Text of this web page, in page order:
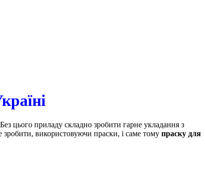
цього приладу складно зробити гарне укладання з
використовуючи праски, і саме тому праску для